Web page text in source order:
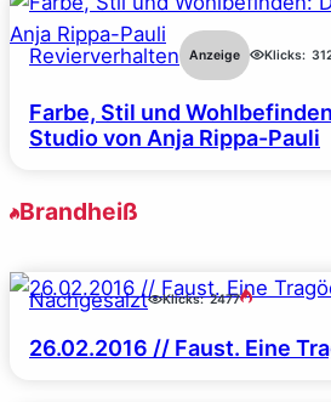
Revierverhalten Anzeige Klicks:
Farbe, Stil und
Studio von Anja Rippa-Pauli
Brandheiß
Nachgesalzt Klicks: 2477
26.02.2016 // Faust. Eine